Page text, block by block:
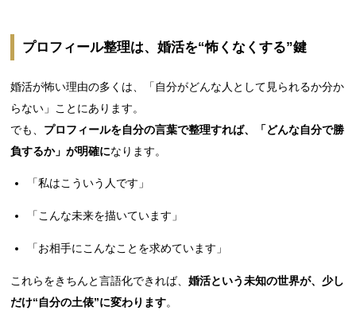
プロフィール整理は、婚活を“怖くなくする”鍵
婚活が怖い理由の多くは、「自分がどんな人として見られるか分か
らない」ことにあります。
でも、 プロフィールを自分の言葉で整理すれば、「どんな自分で勝
負するか」が明確になります。
「私はこういう人です」
「こんな未来を描いています」
「お相手にこんなことを求めています」
これらをきちんと言語化できれば、婚活という未知の世界が、少し
だけ“自分の土俵”に変わります。